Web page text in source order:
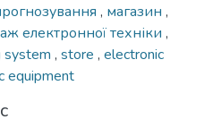
, магазин ,
електронної техніки ,
system , store , electronic
equipment